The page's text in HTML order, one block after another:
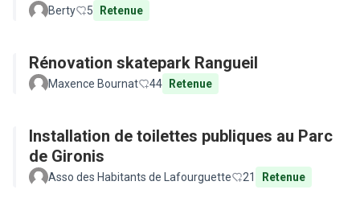
Berty 5 Retenue
Rénovation skatepark Rangueil
Maxence Bournat 44 Retenue
Installation de toilettes publiques au Parc
de Gironis
Asso des Habitants de Lafourguette 21 Retenue